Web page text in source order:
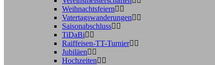
Weihnachtsfeiern
Vatertagswanderungen
Saisonabschluss
TiDaBi
Raiffeisen-TT-Turnier
Jubiläen
Hochzeiten